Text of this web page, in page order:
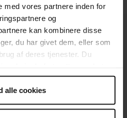
med vores partnere inden for
og
kan kombinere disse
du har givet dem, eller som
af deres tjenester. Du
alle cookies